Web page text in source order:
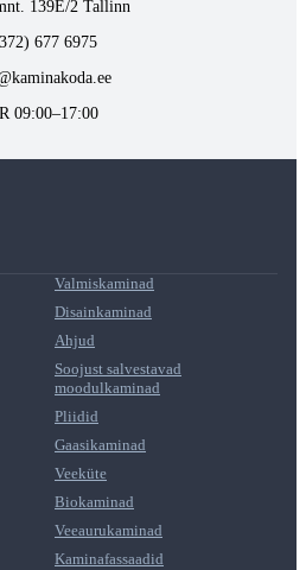
139E/2 Tallinn
677 6975
09:00–17:00
Valmiskaminad
Disainkaminad
Ahjud
Soojust salvestavad
moodulkaminad
Pliidid
Gaasikaminad
Veeküte
Biokaminad
Veeaurukaminad
Kaminafassaadid